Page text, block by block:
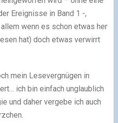
Ereignisse in Band 1 -,
wenn es schon etwas her
hat) doch etwas verwirrt
mein Lesevergnügen in
ich bin einfach unglaublich
und daher vergebe ich auch